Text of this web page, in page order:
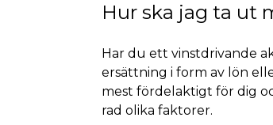
Hur ska jag ta ut
Har du ett vinstdrivande
ersättning i form av lön
mest fördelaktigt för dig
rad olika faktorer.